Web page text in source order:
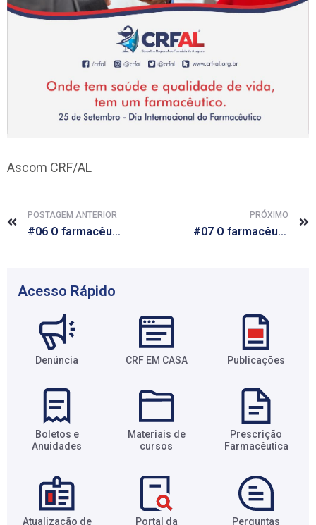
Ascom CRF/AL
POSTAGEM ANTERIOR
#06 O farmacêutico faz minha vida melhor
PRÓXIMO
#07 O farmacêutico faz minha vida melhor na Gestão
Acesso Rápido
Denúncia CRF EM CASA Publicações
Boletos e
Anuidades​
Materiais de
cursos​
Prescrição
Farmacêutica​
Atualização de Portal da Perguntas